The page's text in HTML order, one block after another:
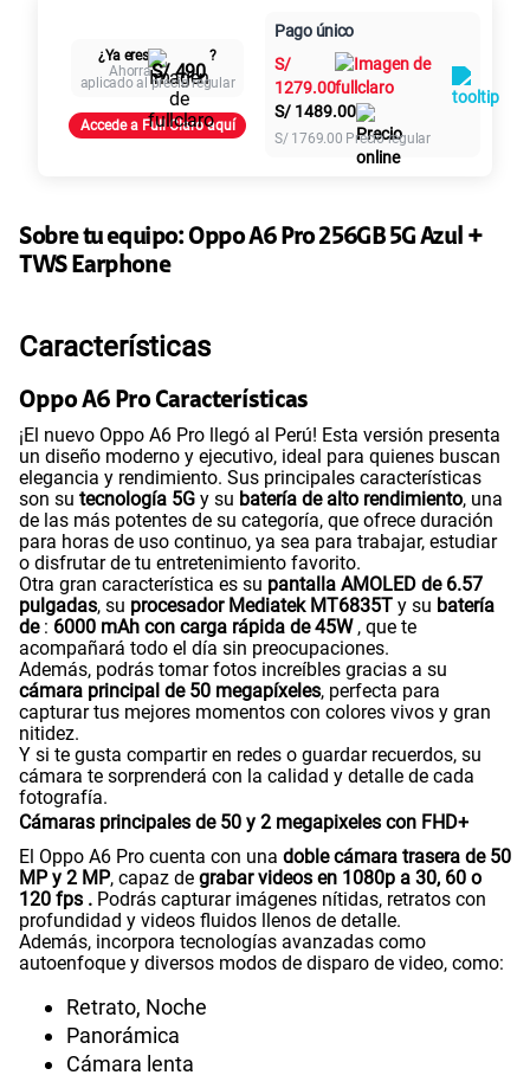
Paga solo
125GBen alta velocidad
79.90
Cuotas Claro
intereses
¿Ya eres
?
AhorraS/ 490
aplicado al precio regular
Accede a Full Claro aquí
Pago único
S/
1279.00
S/ 1489.00
S/ 1769.00 Precio regular
Sobre tu equipo:OppoA6 Pro 256GB 5G Azul +
TWS Earphone
Características
Oppo A6 Pro Características
¡El nuevo Oppo A6 Pro llegó al Perú! Esta versión presenta
un diseño moderno y ejecutivo, ideal para quienes buscan
elegancia y rendimiento. Sus principales características
son su tecnología 5G y su batería de alto rendimiento, una
de las más potentes de su categoría, que ofrece duración
para horas de uso continuo, ya sea para trabajar, estudiar
o disfrutar de tu entretenimiento favorito.
Otra gran característica es su pantalla AMOLED de 6.57
pulgadas, su procesador Mediatek MT6835T y su batería
de : 6000 mAh con carga rápida de 45W , que te
acompañará todo el día sin preocupaciones.
Además, podrás tomar fotos increíbles gracias a su
cámara principal de 50 megapíxeles, perfecta para
capturar tus mejores momentos con colores vivos y gran
nitidez.
Y si te gusta compartir en redes o guardar recuerdos, su
cámara te sorprenderá con la calidad y detalle de cada
fotografía.
Cámaras principales de 50 y 2 megapixeles con FHD+
El Oppo A6 Pro cuenta con una doble cámara trasera de 50
MP y 2 MP, capaz de grabar videos en 1080p a 30, 60 o
120 fps . Podrás capturar imágenes nítidas, retratos con
profundidad y videos fluidos llenos de detalle.
Además, incorpora tecnologías avanzadas como
autoenfoque y diversos modos de disparo de video, como:
Retrato, Noche
Panorámica
Cámara lenta